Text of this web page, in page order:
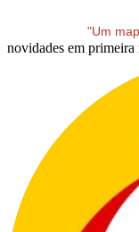
"Um
novidades em primeira